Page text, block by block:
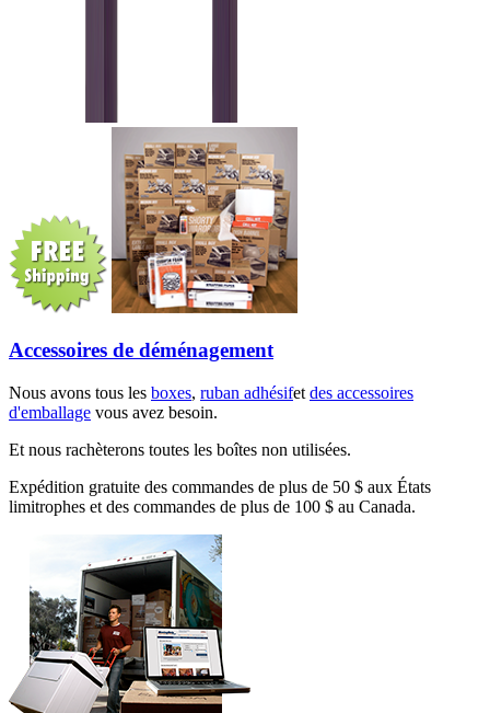
Accessoires de déménagement
Nous avons tous les boxes, ruban adhésifet des accessoires
d'emballage vous avez besoin.
Et nous rachèterons toutes les boîtes non utilisées.
Expédition gratuite des commandes de plus de 50 $ aux États
limitrophes et des commandes de plus de 100 $ au Canada.